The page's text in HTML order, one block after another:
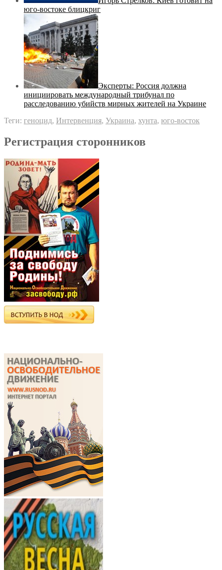
юго-востоке блицкриг
Эксперты: Россия должна
инициировать международный трибунал по
расследованию убийств мирных жителей на Украине
Теги: геноцид, Интервенция, Украина, хунта, юго-восток
Регистрация сторонников